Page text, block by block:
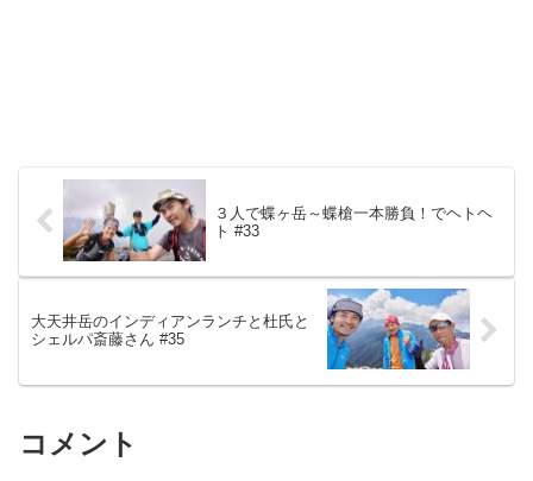
３人で蝶ヶ岳～蝶槍一本勝負！でヘトヘ
ト #33
大天井岳のインディアンランチと杜氏と
シェルパ斎藤さん #35
コメント